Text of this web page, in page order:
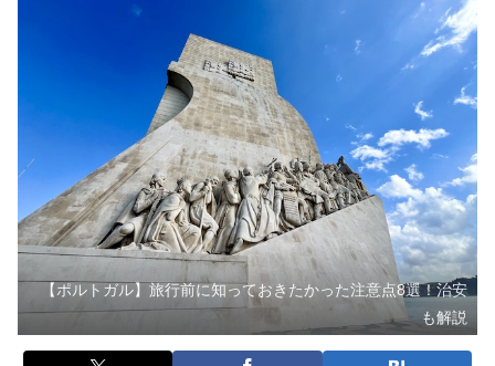
【ポルトガル】旅行前に知っておきたかった注意点8選！治安
も解説